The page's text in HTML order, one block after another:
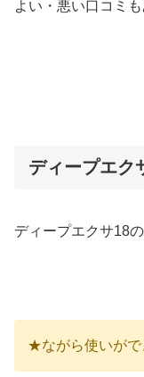
よい・悪い口コミも
ディープエク
ディープエクサ18
★ながら使いがで